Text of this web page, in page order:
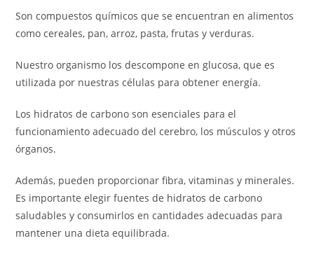
Son compuestos químicos que se encuentran en alimentos
como cereales, pan, arroz, pasta, frutas y verduras.
Nuestro organismo los descompone en glucosa, que es
utilizada por nuestras células para obtener energía.
Los hidratos de carbono son esenciales para el
funcionamiento adecuado del cerebro, los músculos y otros
órganos.
Además, pueden proporcionar fibra, vitaminas y minerales.
Es importante elegir fuentes de hidratos de carbono
saludables y consumirlos en cantidades adecuadas para
mantener una dieta equilibrada.